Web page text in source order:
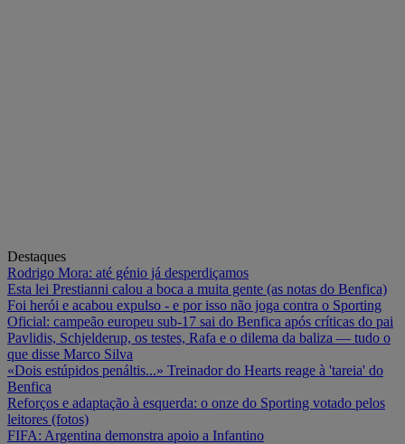
Destaques
Rodrigo Mora: até génio já desperdiçamos
Esta lei Prestianni calou a boca a muita gente (as notas do Benfica)
Foi herói e acabou expulso - e por isso não joga contra o Sporting
Oficial: campeão europeu sub-17 sai do Benfica após críticas do pai
Pavlidis, Schjelderup, os testes, Rafa e o dilema da baliza — tudo o
que disse Marco Silva
«Dois estúpidos penáltis...» Treinador do Hearts reage à 'tareia' do
Benfica
Reforços e adaptação à esquerda: o onze do Sporting votado pelos
leitores (fotos)
FIFA: Argentina demonstra apoio a Infantino